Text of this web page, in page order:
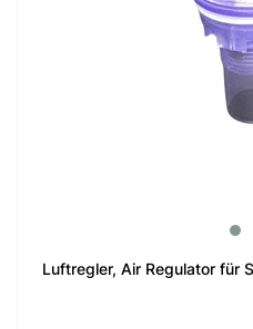
Luftregler, Air Regulator für